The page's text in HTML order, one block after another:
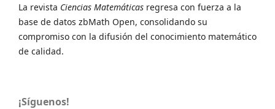
La revista Ciencias Matemáticas regresa con fuerza a la
base de datos zbMath Open, consolidando su
compromiso con la difusión del conocimiento matemático
de calidad.
¡Síguenos!